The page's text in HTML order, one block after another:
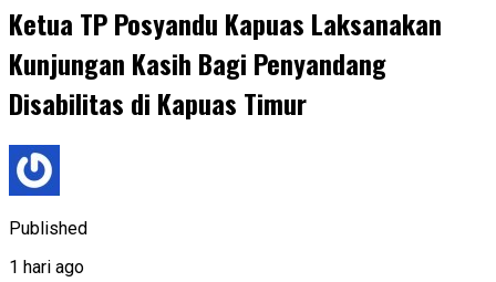
Ketua TP Posyandu Kapuas Laksanakan
Kunjungan Kasih Bagi Penyandang
Disabilitas di Kapuas Timur
Published
1 hari ago